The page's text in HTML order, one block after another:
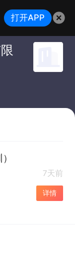
7天前
详情
打开APP